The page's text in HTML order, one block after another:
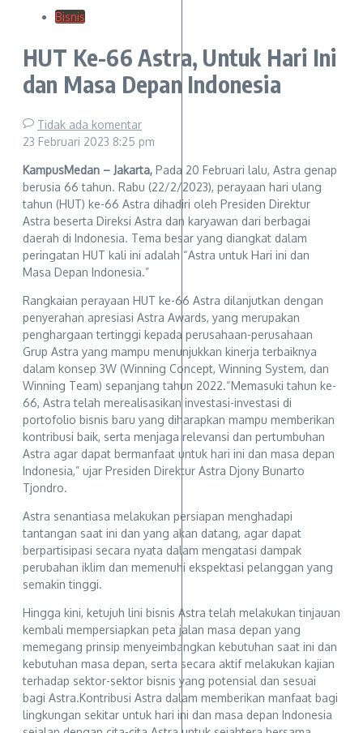
Bisnis
HUT Ke-66 Astra, Untuk Hari Ini
dan Masa Depan Indonesia
Tidak ada komentar
23 Februari 2023 8:25 pm
KampusMedan – Jakarta, Pada 20 Februari lalu, Astra genap
berusia 66 tahun. Rabu (22/2/2023), perayaan hari ulang
tahun (HUT) ke-66 Astra dihadiri oleh Presiden Direktur
Astra beserta Direksi Astra dan karyawan dari berbagai
daerah di Indonesia. Tema besar yang diangkat dalam
peringatan HUT kali ini adalah “Astra untuk Hari ini dan
Masa Depan Indonesia.”
Rangkaian perayaan HUT ke-66 Astra dilanjutkan dengan
penyerahan apresiasi Astra Awards, yang merupakan
penghargaan tertinggi kepada perusahaan-perusahaan
Grup Astra yang mampu menunjukkan kinerja terbaiknya
dalam konsep 3W (Winning Concept, Winning System, dan
Winning Team) sepanjang tahun 2022.“Memasuki tahun ke-
66, Astra telah merealisasikan investasi-investasi di
portofolio bisnis baru yang diharapkan mampu memberikan
kontribusi baik, serta menjaga relevansi dan pertumbuhan
Astra agar dapat bermanfaat untuk hari ini dan masa depan
Indonesia,” ujar Presiden Direktur Astra Djony Bunarto
Tjondro.
Astra senantiasa melakukan persiapan menghadapi
tantangan saat ini dan yang akan datang, agar dapat
berpartisipasi secara nyata dalam mengatasi dampak
perubahan iklim dan memenuhi ekspektasi pelanggan yang
semakin tinggi.
Hingga kini, ketujuh lini bisnis Astra telah melakukan tinjauan
kembali mempersiapkan peta jalan masa depan yang
memegang prinsip menyeimbangkan kebutuhan saat ini dan
kebutuhan masa depan, serta secara aktif melakukan kajian
terhadap sektor-sektor bisnis yang potensial dan sesuai
bagi Astra.Kontribusi Astra dalam memberikan manfaat bagi
lingkungan sekitar untuk hari ini dan masa depan Indonesia